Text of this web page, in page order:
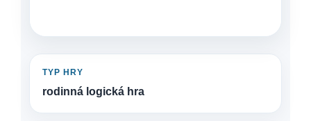
TYP HRY
rodinná logická hra